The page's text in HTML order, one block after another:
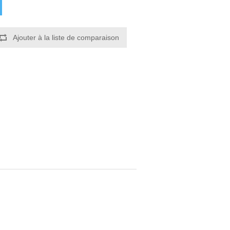
Ajouter à la liste de comparaison